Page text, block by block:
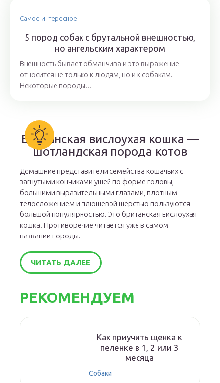
Самое интересное
5 пород собак с брутальной внешностью,
но ангельским характером
Внешность бывает обманчива и это выражение
относится не только к людям, но и к собакам.
Некоторые породы...
Британская вислоухая кошка —
шотландская порода котов
Домашние представители семейства кошачьих с
загнутыми кончиками ушей по форме головы,
большими выразительными глазами, плотным
телосложением и плюшевой шерстью пользуются
большой популярностью. Это британская вислоухая
кошка. Противоречие читается уже в самом
названии породы.
ЧИТАТЬ ДАЛЕЕ
РЕКОМЕНДУЕМ
Как приучить щенка к
пеленке в 1, 2 или 3
месяца
Собаки